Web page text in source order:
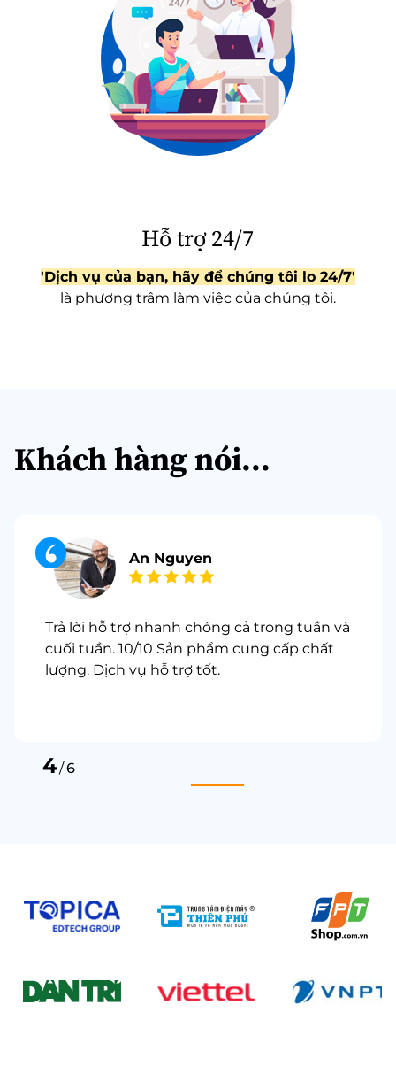
Hỗ trợ 24/7
'Dịch vụ của bạn, hãy để chúng tôi lo 24/7'
là phương trâm làm việc của chúng tôi.
Khách hàng nói...
An Nguyen
Trả lời hỗ trợ nhanh chóng cả trong tuần và
cuối tuần. 10/10 Sản phẩm cung cấp chất
lượng. Dịch vụ hỗ trợ tốt.
4/6